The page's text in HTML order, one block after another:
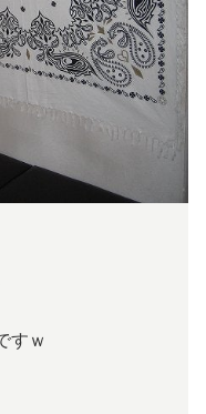
すｗ